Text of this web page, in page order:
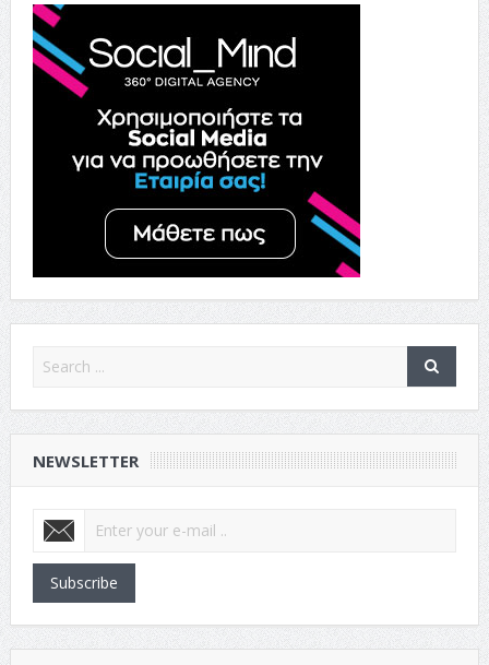
NEWSLETTER
Subscribe